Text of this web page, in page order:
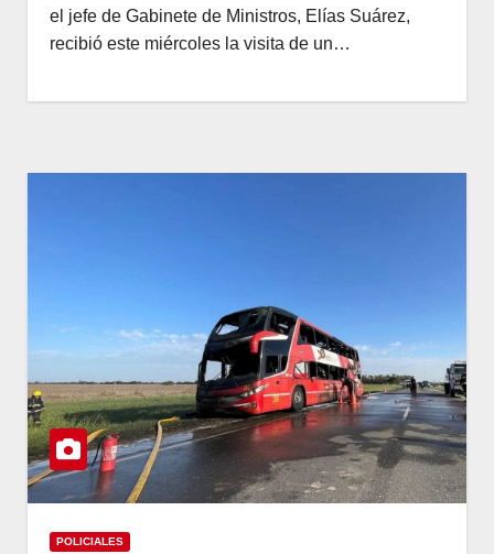
el jefe de Gabinete de Ministros, Elías Suárez,
recibió este miércoles la visita de un…
POLICIALES